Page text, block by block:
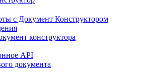
с Документ Конструктором
конструктора
API
документа